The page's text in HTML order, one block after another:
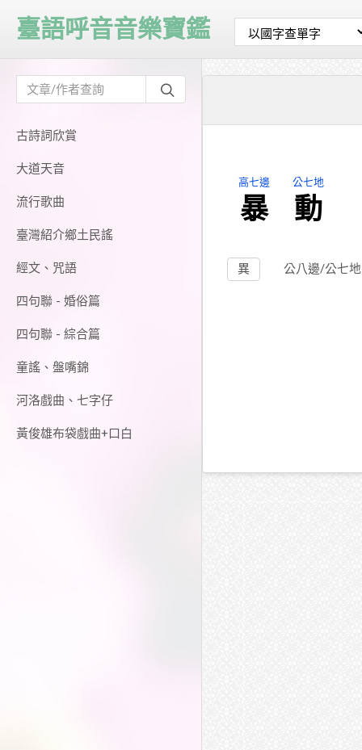
古詩詞欣賞
大道天音
流行歌曲
臺灣紹介鄉土民謠
經文、咒語
四句聯 - 婚俗篇
四句聯 - 綜合篇
童謠、盤嘴錦
河洛戲曲、七字仔
黃俊雄布袋戲曲+口白
臺語呼音音樂寶鑑
高七邊
暴
公七地
動
公八邊/公七
異